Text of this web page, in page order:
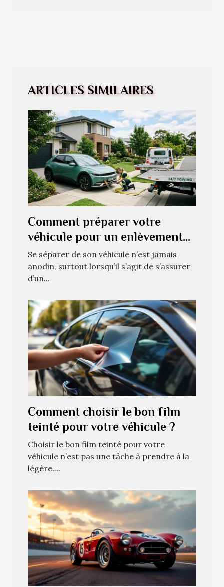
ARTICLES SIMILAIRES
Comment préparer votre
véhicule pour un enlèvement
écologique ?
Se séparer de son véhicule n’est jamais
anodin, surtout lorsqu’il s’agit de s’assurer
d’un...
Comment choisir le bon film
teinté pour votre véhicule ?
Choisir le bon film teinté pour votre
véhicule n’est pas une tâche à prendre à la
légère....